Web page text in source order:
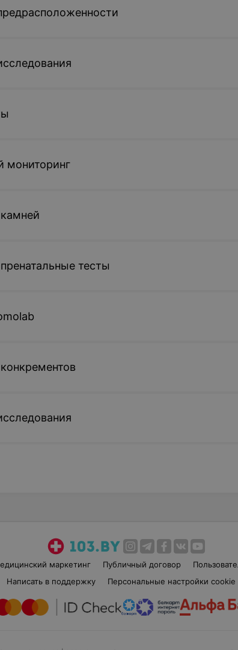
мониторинг
тесты
маркетинг Публичный договор
Написать в поддержку Персональные настройки cookie